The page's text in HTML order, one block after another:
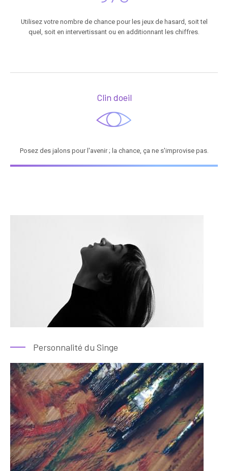
Utilisez votre nombre de chance pour les jeux de hasard, soit tel
quel, soit en intervertissant ou en additionnant les chiffres.
Clin doeil
Posez des jalons pour l'avenir ; la chance, ça ne s'improvise pas.
Personnalité du Singe